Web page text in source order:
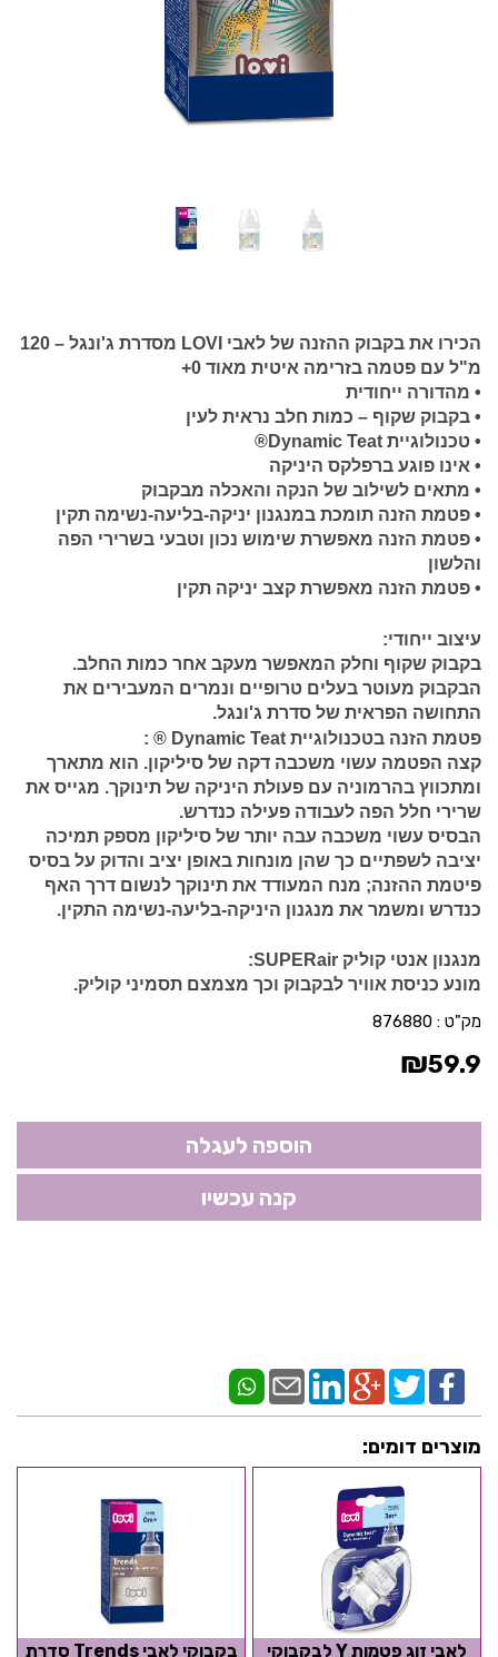
הכירו את בקבוק ההזנה של לאבי LOVI מסדרת ג'ונגל – 120
מ"ל עם פטמה בזרימה איטית מאוד 0+
• מהדורה ייחודית
• בקבוק שקוף – כמות חלב נראית לעין
• טכנולוגיית Dynamic Teat®
• אינו פוגע ברפלקס היניקה
• מתאים לשילוב של הנקה והאכלה מבקבוק
• פטמת הזנה תומכת במנגנון יניקה-בליעה-נשימה תקין
• פטמת הזנה מאפשרת שימוש נכון וטבעי בשרירי הפה
והלשון
• פטמת הזנה מאפשרת קצב יניקה תקין
עיצוב ייחודי:
בקבוק שקוף וחלק המאפשר מעקב אחר כמות החלב.
הבקבוק מעוטר בעלים טרופיים ונמרים המעבירים את
התחושה הפראית של סדרת ג'ונגל.
פטמת הזנה בטכנולוגיית Dynamic Teat ® :
קצה הפטמה עשוי משכבה דקה של סיליקון. הוא מתארך
ומתכווץ בהרמוניה עם פעולת היניקה של תינוקך. מגייס את
שרירי חלל הפה לעבודה פעילה כנדרש.
הבסיס עשוי משכבה עבה יותר של סיליקון מספק תמיכה
יציבה לשפתיים כך שהן מונחות באופן יציב והדוק על בסיס
פיטמת ההזנה; מנח המעודד את תינוקך לנשום דרך האף
כנדרש ומשמר את מנגנון היניקה-בליעה-נשימה התקין.
מנגנון אנטי קוליק SUPERair:
מונע כניסת אוויר לבקבוק וכך מצמצם תסמיני קוליק.
מק"ט : 876880
₪59.9
מוצרים דומים:
לאבי זוג פטמות Y לבקבוקי בקבוקי לאבי Trends סדרת